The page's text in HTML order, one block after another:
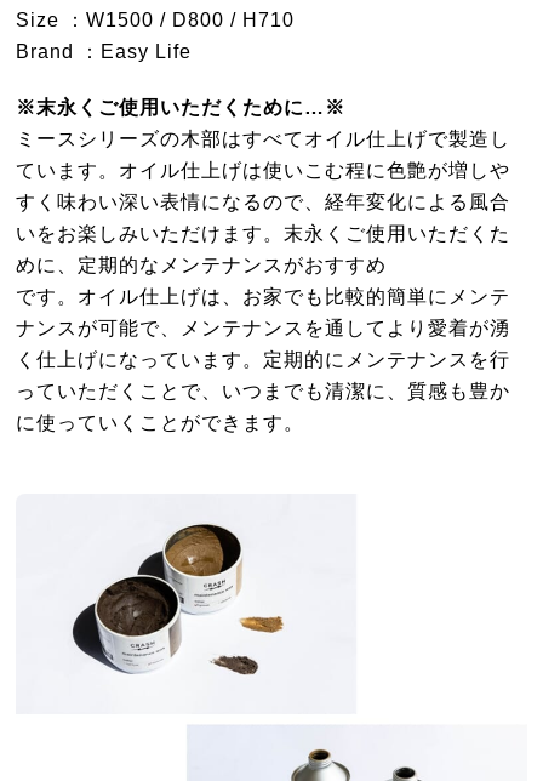
Size ：W1500 / D800 / H710
Brand ：Easy Life
※末永くご使用いただくために…※
ミースシリーズの木部はすべてオイル仕上げで製造し
ています。オイル仕上げは使いこむ程に色艶が増しや
すく味わい深い表情になるので、経年変化による風合
いをお楽しみいただけます。末永くご使用いただくた
めに、定期的なメンテナンスがおすすめ
です。オイル仕上げは、お家でも比較的簡単にメンテ
ナンスが可能で、メンテナンスを通してより愛着が湧
く仕上げになっています。定期的にメンテナンスを行
っていただくことで、いつまでも清潔に、質感も豊か
に使っていくことができます。